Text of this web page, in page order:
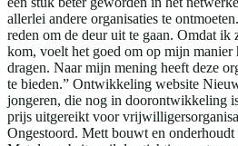
allerlei andere organisaties te
reden om de deur uit te gaan. Omdat
kom, voelt het goed om op mijn manier
dragen. Naar mijn mening heeft deze
te bieden.” Ontwikkeling website
jongeren, die nog in doorontwikkeling
prijs uitgereikt voor
Ongestoord. Mett bouwt en